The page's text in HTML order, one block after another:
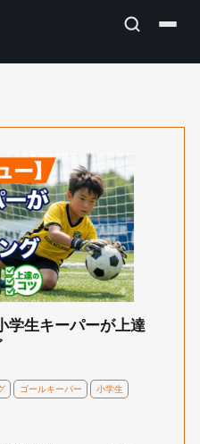
学生キーパーが上達
ゴールキーパー
小学生